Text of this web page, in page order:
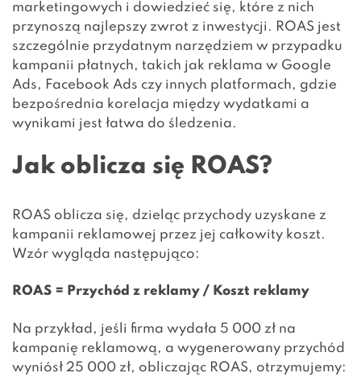
marketingowych i dowiedzieć się, które z nich
przynoszą najlepszy zwrot z inwestycji. ROAS jest
szczególnie przydatnym narzędziem w przypadku
kampanii płatnych, takich jak reklama w Google
Ads, Facebook Ads czy innych platformach, gdzie
bezpośrednia korelacja między wydatkami a
wynikami jest łatwa do śledzenia.
Jak oblicza się ROAS?
ROAS oblicza się, dzieląc przychody uzyskane z
kampanii reklamowej przez jej całkowity koszt.
Wzór wygląda następująco:
ROAS = Przychód z reklamy / Koszt reklamy
Na przykład, jeśli firma wydała 5 000 zł na
kampanię reklamową, a wygenerowany przychód
wyniósł 25 000 zł, obliczając ROAS, otrzymujemy: